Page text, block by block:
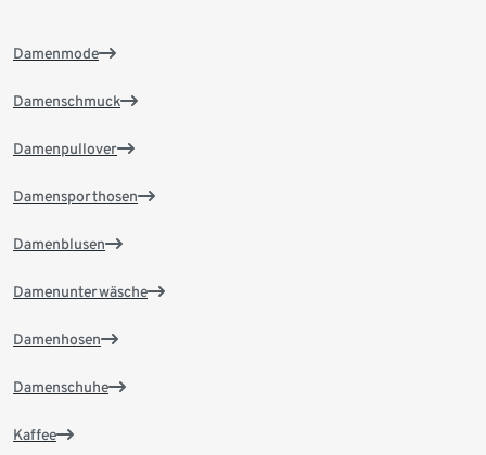
Damenmode
Damenschmuck
Damenpullover
Damensporthosen
Damenblusen
Damenunterwäsche
Damenhosen
Damenschuhe
Kaffee